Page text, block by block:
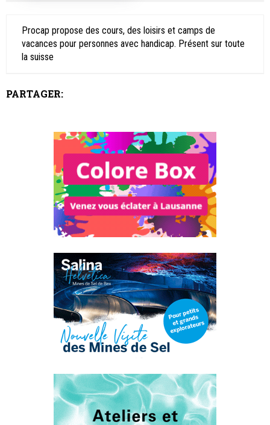
Procap propose des cours, des loisirs et camps de
vacances pour personnes avec handicap. Présent sur toute
la suisse
PARTAGER: